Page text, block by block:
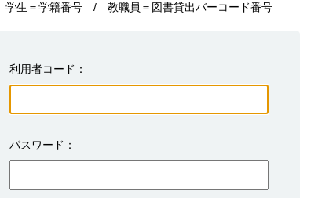
学生＝学籍番号　/　教職員＝図書貸出バーコード番号
利用者コード
パスワード